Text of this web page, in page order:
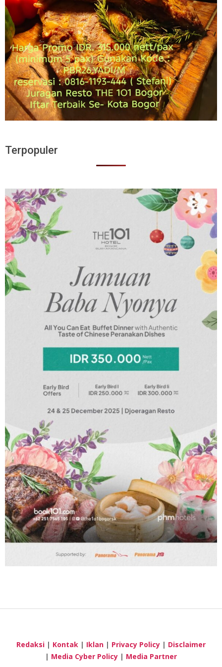
Terpopuler
Redaksi | Kontak | Iklan | Privacy Policy | Disclaimer
| Media Cyber Policy | Media Partner